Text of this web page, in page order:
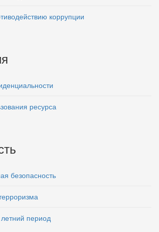
коррупции
ресурса
безопасность
период